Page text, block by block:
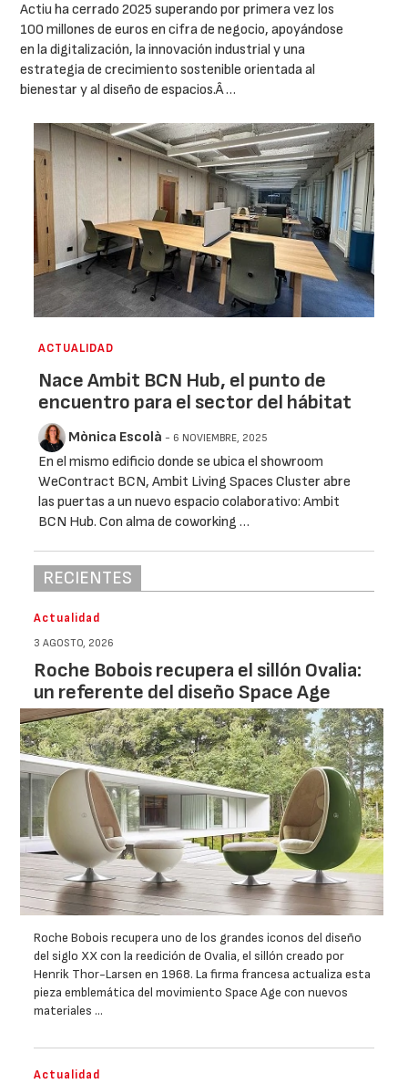
Actiu ha cerrado 2025 superando por primera vez los
100 millones de euros en cifra de negocio, apoyándose
en la digitalización, la innovación industrial y una
estrategia de crecimiento sostenible orientada al
bienestar y al diseño de espacios.Â …
ACTUALIDAD
Nace Ambit BCN Hub, el punto de
encuentro para el sector del hábitat
Mònica Escolà - 6 NOVIEMBRE, 2025
En el mismo edificio donde se ubica el showroom
WeContract BCN, Ambit Living Spaces Cluster abre
las puertas a un nuevo espacio colaborativo: Ambit
BCN Hub. Con alma de coworking …
RECIENTES
Actualidad
3 AGOSTO, 2026
Roche Bobois recupera el sillón Ovalia:
un referente del diseño Space Age
Roche Bobois recupera uno de los grandes iconos del diseño
del siglo XX con la reedición de Ovalia, el sillón creado por
Henrik Thor-Larsen en 1968. La firma francesa actualiza esta
pieza emblemática del movimiento Space Age con nuevos
materiales …
Actualidad